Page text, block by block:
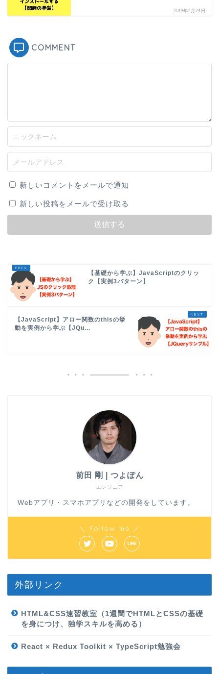
2019年2月24日
COMMENT
新しいコメントをメールで通知
新しい投稿をメールで受け取る
【基礎から学ぶ】JavaScriptのクリッ
ク【実例3パターン】
【JavaScript】アロー関数のthisの挙
動を実例から学ぶ【JQu...
エンジニア
前田 剛 | つよぽん
Webアプリ・スマホアプリなどの開発をしています。
＼ Follow me ／
外部リンク
HTML&CSS速習教室（1週間でHTMLとCSSの基礎
を身につけ、独学スキルを高める）
React × Redux Toolkit × TypeScript勉強会